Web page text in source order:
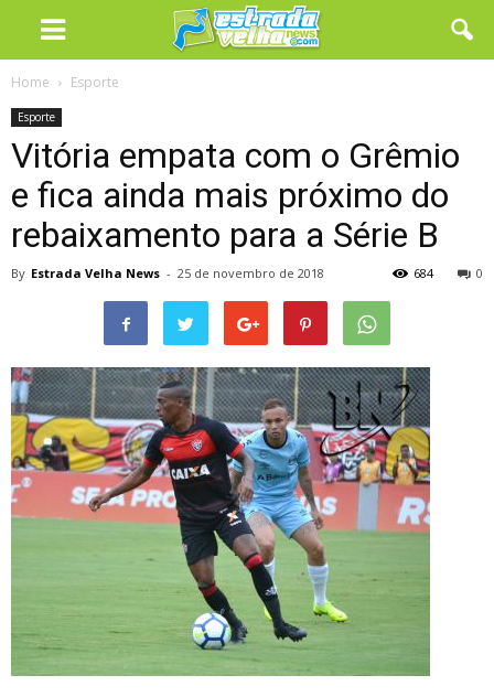
Home Esporte
Esporte
Vitória empata com o Grêmio
e fica ainda mais próximo do
rebaixamento para a Série B
By Estrada Velha News - 25 de novembro de 2018 0
684